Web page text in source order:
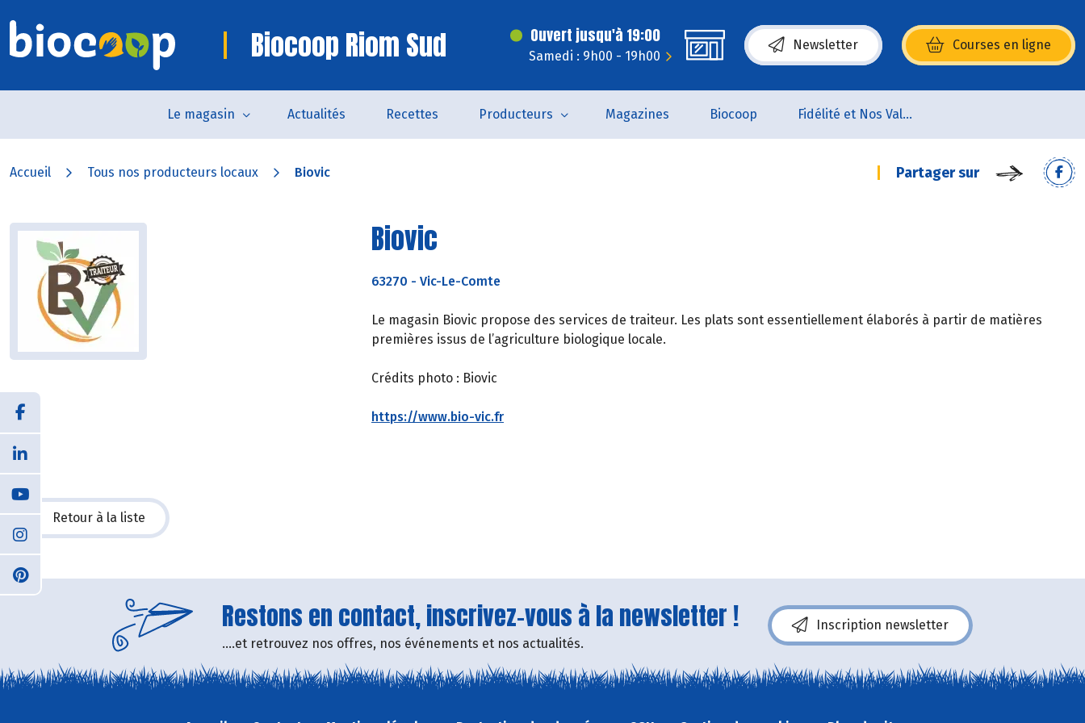
Biocoop Riom Sud Ouvert jusqu'à 19:00
Samedi : 9h00 - 19h00
Newsletter Courses en ligne
(s’ouvre dans une nouvelle fenêtre)
Le magasin Actualités Recettes Producteurs Magazines Biocoop Fidélité et Nos Valeurs
Accueil Tous nos producteurs locaux Biovic Partager sur
Biovic
63270 - Vic-Le-Comte
Le magasin Biovic propose des services de traiteur. Les plats sont essentiellement élaborés à partir de matières
premières issus de l’agriculture biologique locale.
Crédits photo : Biovic
https://www.bio-vic.fr
Retour à la liste
Restons en contact, inscrivez-vous à la newsletter !
....et retrouvez nos offres, nos événements et nos actualités.
Inscription newsletter